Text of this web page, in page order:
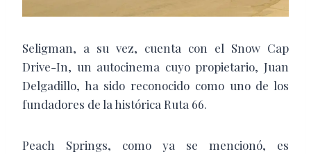
Seligman, a su vez, cuenta con el Snow Cap
Drive-In, un autocinema cuyo propietario, Juan
Delgadillo, ha sido reconocido como uno de los
fundadores de la histórica Ruta 66.
Peach Springs, como ya se mencionó, es